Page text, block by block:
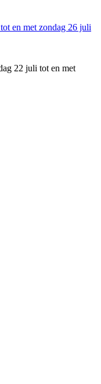
en met zondag 26 juli
22 juli tot en met